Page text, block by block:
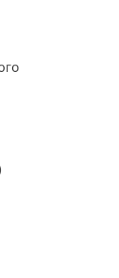
наук